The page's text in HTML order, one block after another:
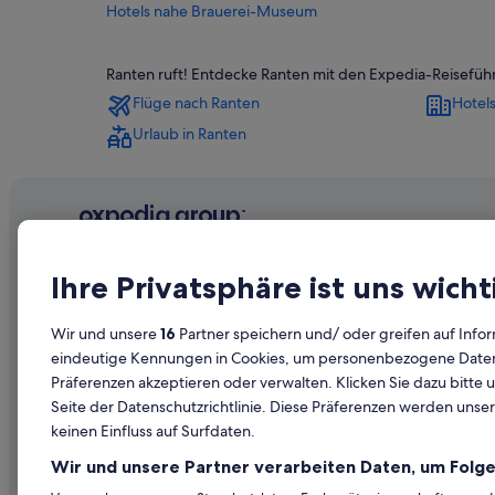
Hotels nahe Brauerei-Museum
Gasthäuser in Krakaudorf
Luxus in Krakaudorf
Private Ferienhäuser in Krakauschatten
Golf in Murau
Hotels mit Wellnessbereich in Murau
Wohnungen in Murau
Günstige in Ranten
Aparthotels in Sankt Georgen am Kreischberg
Chalets in Sankt Georgen am Kreischberg
Hotels mit Frühstück in Sankt Georgen am Kreischberg
Ranten ruft! Entdecke Ranten mit den Expedia-
Flüge nach Ranten
Urlaub in Ranten
Unternehmen
Unterkunft registrieren
Partnerschaften
Erkunden
Reiseführer
Ihre Privatsphäre ist uns
Wir und unsere16 Partner speichern und/ oder greifen auf
eindeutige Kennungen in Cookies, um personenbezogene
Präferenzen akzeptieren oder verwalten. Klicken Sie dazu bitte
Seite der Datenschutzrichtlinie. Diese Präferenzen werden
keinen Einfluss auf Surfdaten.
Wir und unsere Partner verarbeiten Daten, um